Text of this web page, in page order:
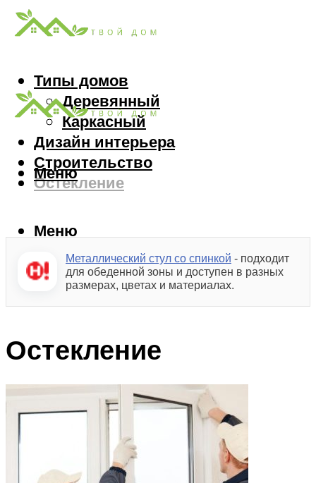
Типы домов
Деревянный
Каркасный
Дизайн интерьера
Строительство
Остекление
Меню
Меню
Металлический стул со спинкой - подходит
для обеденной зоны и доступен в разных
размерах, цветах и материалах.
Остекление